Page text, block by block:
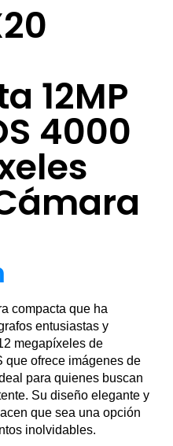
12MP
4000
compacta que ha
entusiastas y
megapíxeles de
que ofrece imágenes de
para quienes buscan
Su diseño elegante y
que sea una opción
inolvidables.